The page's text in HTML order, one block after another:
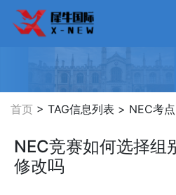
首页 > TAG信息列表 > NEC考点
NEC竞赛如何选择组
修改吗